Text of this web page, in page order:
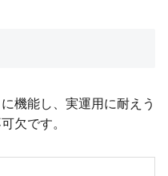
機能し、実運用に耐えう
欠です。